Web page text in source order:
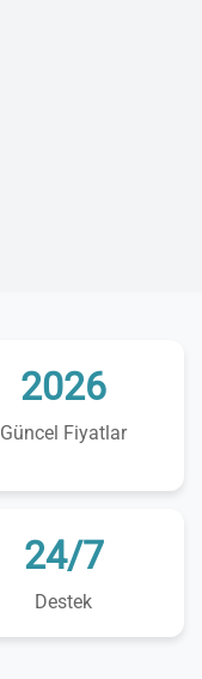
2026
Güncel Fiyatlar
24/7
Destek